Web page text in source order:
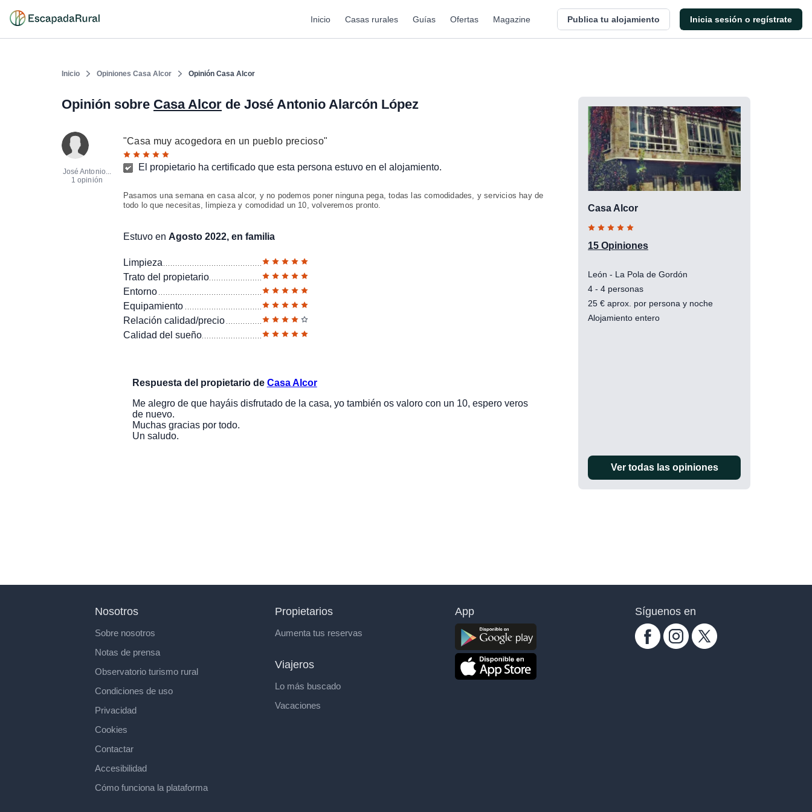
Inicio Casas rurales Guías Ofertas Magazine Publica tu alojamiento Inicia sesión o regístrate
Inicio Opiniones Casa Alcor Opinión Casa Alcor
Opinión sobre Casa Alcor de José Antonio Alarcón López
José Antonio...
1 opinión
"Casa muy acogedora en un pueblo precioso"
El propietario ha certificado que esta persona estuvo en el alojamiento.
Pasamos una semana en casa alcor, y no podemos poner ninguna pega, todas las comodidades, y servicios hay de
todo lo que necesitas, limpieza y comodidad un 10, volveremos pronto.
Estuvo en Agosto 2022, en familia
Limpieza
Trato del propietario
Entorno
Equipamiento
Relación calidad/precio
Calidad del sueño
Respuesta del propietario de Casa Alcor
Me alegro de que hayáis disfrutado de la casa, yo también os valoro con un 10, espero veros
de nuevo.
Muchas gracias por todo.
Un saludo.
Casa Alcor
15 Opiniones
León - La Pola de Gordón
4 - 4 personas
25 € aprox. por persona y noche
Alojamiento entero
Ver todas las opiniones
Nosotros
Sobre nosotros
Notas de prensa
Observatorio turismo rural
Condiciones de uso
Privacidad
Cookies
Contactar
Accesibilidad
Cómo funciona la plataforma
Propietarios
Aumenta tus reservas
Viajeros
Lo más buscado
Vacaciones
App Síguenos en